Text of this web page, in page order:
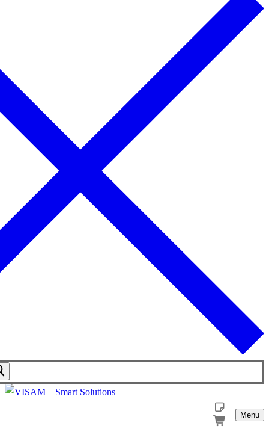
Menu